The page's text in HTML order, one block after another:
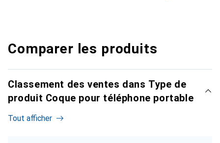
Comparer les produits
Classement des ventes dans Type de
produit Coque pour téléphone portable
Tout afficher